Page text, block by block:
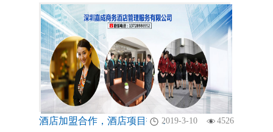
酒店加盟合作，酒店项目投资咨询策划、酒店项目筹备，酒店投资定位、设计管理及设计方案优化、建设期工程技术咨询，酒店餐饮运营管理、注重于团队稳健与酒店行业发展2019-3-10
4526